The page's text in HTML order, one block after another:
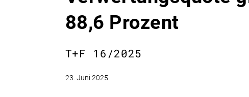
88,6 Prozent
T+F 16/2025
23. Juni 2025